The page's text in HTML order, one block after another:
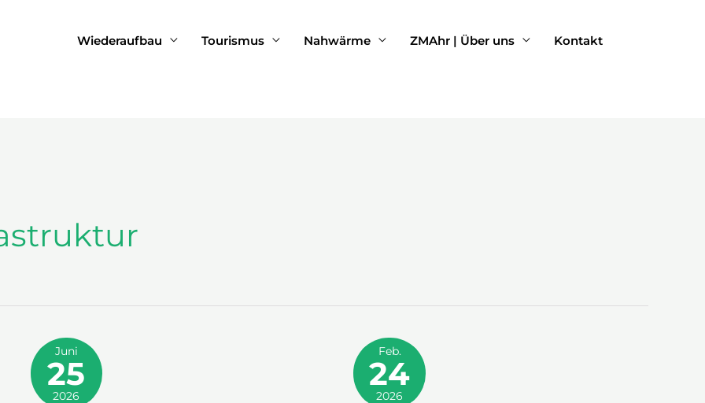
Wiederaufbau Tourismus Nahwärme ZMAhr | Über uns Kontakt
Juni
25
2026
Feb.
24
2026